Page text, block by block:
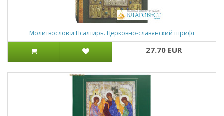
Молитвослов и Псалтирь. Церковно-славянский шрифт
27.70 EUR